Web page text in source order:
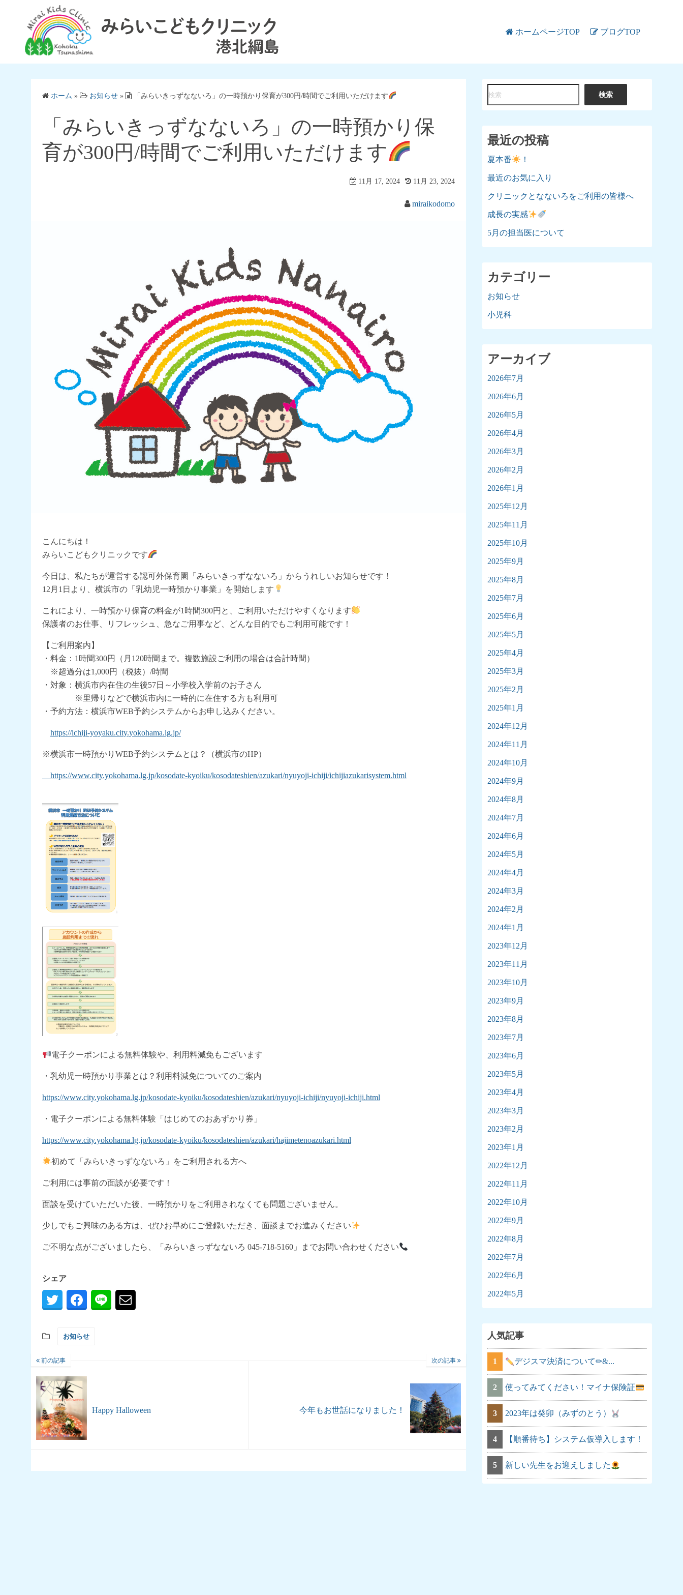
ホームページTOP ブログTOP
ホーム » お知らせ» 「みらいきっずなないろ」の一時預かり保育が300円/時間でご利用いただけます
「みらいきっずなないろ」の一時預かり保
育が300円/時間でご利用いただけます
11月 17, 2024 11月 23, 2024
miraikodomo
こんにちは！
みらいこどもクリニックです
今日は、私たちが運営する認可外保育園「みらいきっずなないろ」からうれしいお知らせです！
12月1日より、横浜市の「乳幼児一時預かり事業」を開始します
これにより、一時預かり保育の料金が1時間300円と、ご利用いただけやすくなります
保護者のお仕事、リフレッシュ、急なご用事など、どんな目的でもご利用可能です！
【ご利用案内】
・料金：1時間300円（月120時間まで。複数施設ご利用の場合は合計時間）
※超過分は1,000円（税抜）/時間
・対象：横浜市内在住の生後57日～小学校入学前のお子さん
※里帰りなどで横浜市内に一時的に在住する方も利用可
・予約方法：横浜市WEB予約システムからお申し込みください。
https://ichiji-yoyaku.city.yokohama.lg.jp/
※横浜市一時預かりWEB予約システムとは？（横浜市のHP）
https://www.city.yokohama.lg.jp/kosodate-kyoiku/kosodateshien/azukari/nyuyoji-ichiji/ichijiazukarisystem.html
電子クーポンによる無料体験や、利用料減免もございます
・乳幼児一時預かり事業とは？利用料減免についてのご案内
https://www.city.yokohama.lg.jp/kosodate-kyoiku/kosodateshien/azukari/nyuyoji-ichiji/nyuyoji-ichiji.html
・電子クーポンによる無料体験「はじめてのおあずかり券」
https://www.city.yokohama.lg.jp/kosodate-kyoiku/kosodateshien/azukari/hajimetenoazukari.html
初めて「みらいきっずなないろ」をご利用される方へ
ご利用には事前の面談が必要です！
面談を受けていただいた後、一時預かりをご利用されなくても問題ございません。
少しでもご興味のある方は、ぜひお早めにご登録いただき、面談までお進みください
ご不明な点がございましたら、「みらいきっずなないろ 045-718-5160」までお問い合わせください
シェア
お知らせ
前の記事
Happy Halloween
次の記事
今年もお世話になりました！
検
索
検索
最近の投稿
夏本番 ！
最近のお気に入り
クリニックとなないろをご利用の皆様へ
成長の実感
5月の担当医について
カテゴリー
お知らせ
小児科
アーカイブ
2026年7月
2026年6月
2026年5月
2026年4月
2026年3月
2026年2月
2026年1月
2025年12月
2025年11月
2025年10月
2025年9月
2025年8月
2025年7月
2025年6月
2025年5月
2025年4月
2025年3月
2025年2月
2025年1月
2024年12月
2024年11月
2024年10月
2024年9月
2024年8月
2024年7月
2024年6月
2024年5月
2024年4月
2024年3月
2024年2月
2024年1月
2023年12月
2023年11月
2023年10月
2023年9月
2023年8月
2023年7月
2023年6月
2023年5月
2023年4月
2023年3月
2023年2月
2023年1月
2022年12月
2022年11月
2022年10月
2022年9月
2022年8月
2022年7月
2022年6月
2022年5月
人気記事
1 デジスマ決済について✏&...
2 使ってみてください！マイナ保険証
3 2023年は癸卯（みずのとう）
4 【順番待ち】システム仮導入します！
5 新しい先生をお迎えしました